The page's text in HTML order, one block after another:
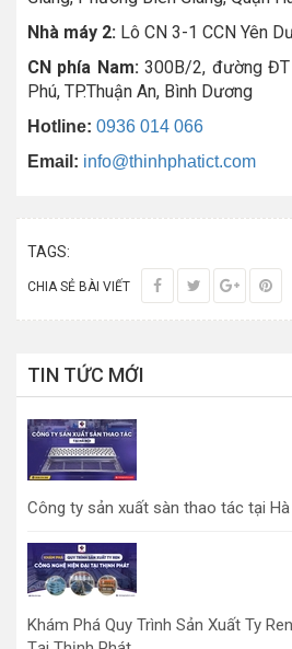
Nhà máy 2: Lô CN 3-1 CCN Yên
CN phía Nam:300B/2, đường ĐT
Phú, TP.Thuận An, Bình Dương
Hotline: 0936 014 066
Email: info@thinhphatict.com
TAGS:
CHIA SẺ BÀI VIẾT
TIN TỨC MỚI
Công ty sản xuất sàn thao tác tại Hà
Khám Phá Quy Trình Sản Xuất Ty